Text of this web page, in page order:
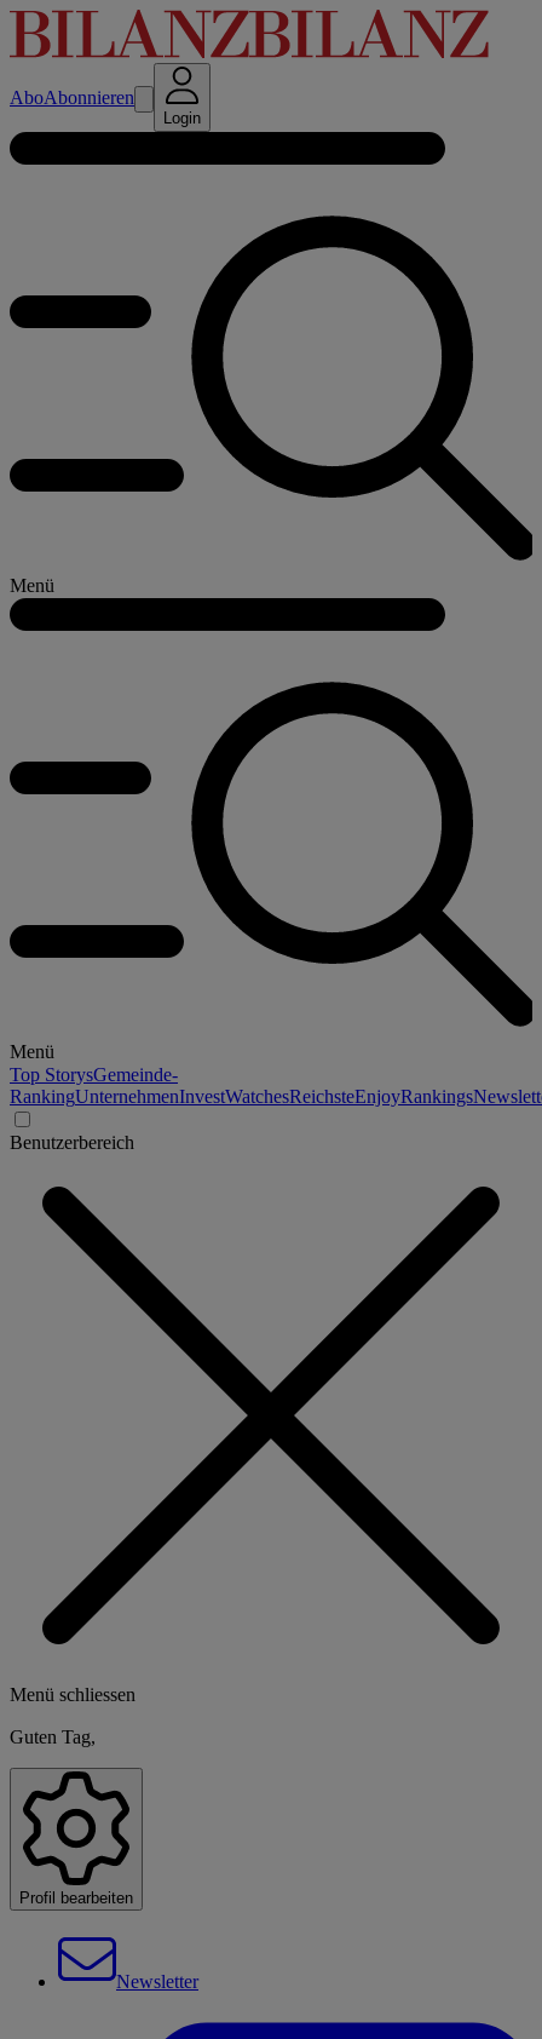
AboAbonnieren
Login
Menü
Menü
Top StorysGemeinde-
RankingUnternehmenInvestWatchesReichsteEnjoyRankings
Benutzerbereich
Menü schliessen
Guten Tag,
Profil bearbeiten
Newsletter